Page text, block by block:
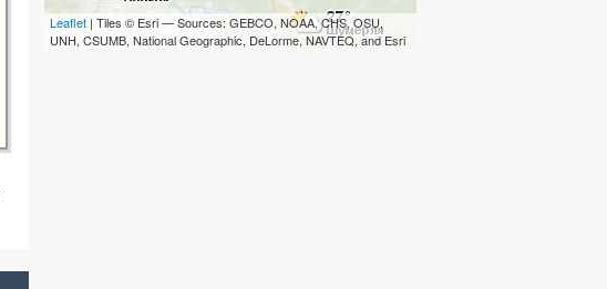
Leaflet | Tiles © Esri — Sources: GEBCO, NOAA, CHS, OSU,
UNH, CSUMB, National Geographic, DeLorme, NAVTEQ, and Esri